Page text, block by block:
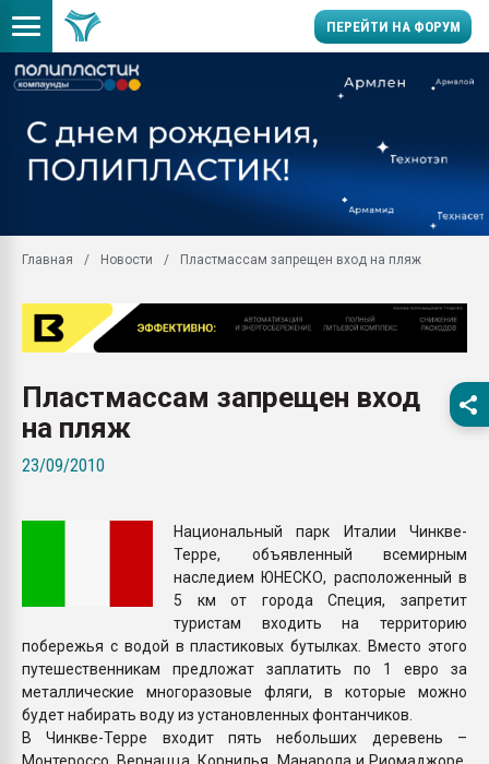
ПЕРЕЙТИ НА ФОРУМ
заводу пластмасс"
Помощь в подборе
Вакуум-формовочные
ближайшее
первый план в
бутылок
ПЕРЕЙТИ НА
Главная Новости Пластмассам запрещен вход на пляж
Пластмассам запрещен вход
на пляж
23/09/2010
Национальный парк Италии Чинкве-
Терре, объявленный всемирным
наследием ЮНЕСКО, расположенный в
5 км от города Специя, запретит
туристам входить на территорию
побережья с водой в пластиковых бутылках. Вместо этого
путешественникам предложат заплатить по 1 евро за
металлические многоразовые фляги, в которые можно
будет набирать воду из установленных фонтанчиков.
В Чинкве-Терре входит пять небольших деревень –
Монтероссо, Вернацца, Корнилья, Манарола и Риомаджоре,